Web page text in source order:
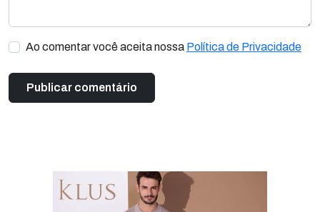
Ao comentar você aceita nossa Política de Privacidade